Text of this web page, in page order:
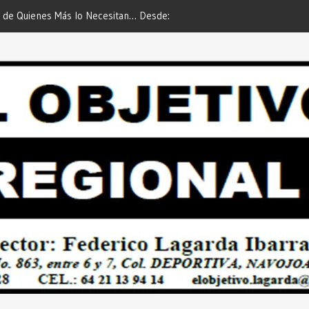
de Quienes Más lo Necesitan… Desde:
Regional”.
AUTOMÓVIL DODGE
Regional”.